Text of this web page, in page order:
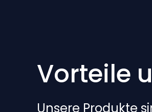
Vorteile
Unsere Produkte